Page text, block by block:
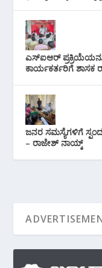
ಎಸ್‌ಐಆರ್ ಪ್ರಕ್ರಿಯೆಯನ್ನು
ಕಾರ್ಯಕರ್ತರಿಗೆ ಶಾಸಕ
ಜನರ ಸಮಸ್ಯೆಗಳಿಗೆ
– ರಾಜೇಶ್ ನಾಯ್ಕ್